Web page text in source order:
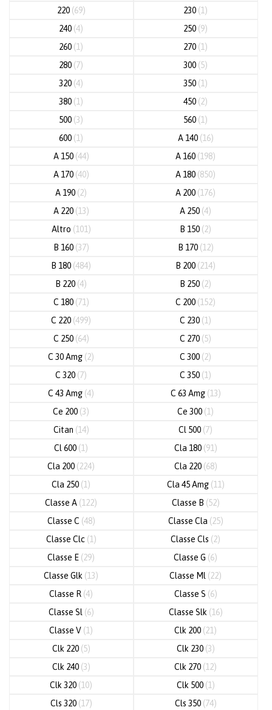
220 (69) 230 (1)
240 (4) 250 (9)
260 (1) 270 (1)
280 (7) 300 (5)
320 (4) 350 (1)
380 (1) 450 (2)
500 (3) 560 (1)
600 (1) A 140 (16)
A 150 (44) A 160 (198)
A 170 (40) A 180 (850)
A 190 (2) A 200 (176)
A 220 (13) A 250 (4)
Altro (101) B 150 (2)
B 160 (37) B 170 (12)
B 180 (484) B 200 (214)
B 220 (4) B 250 (2)
C 180 (71) C 200 (152)
C 220 (499) C 230 (1)
C 250 (64) C 270 (5)
C 30 Amg (2) C 300 (2)
C 320 (7) C 350 (1)
C 43 Amg (4) C 63 Amg (13)
Ce 200 (3) Ce 300 (1)
Citan (14) Cl 500 (7)
Cl 600 (1) Cla 180 (91)
Cla 200 (224) Cla 220 (68)
Cla 250 (1) Cla 45 Amg (11)
Classe A (122) Classe B (52)
Classe C (48) Classe Cla (25)
Classe Clc (1) Classe Cls (2)
Classe E (29) Classe G (6)
Classe Glk (13) Classe Ml (22)
Classe R (4) Classe S (6)
Classe Sl (6) Classe Slk (16)
Classe V (1) Clk 200 (21)
Clk 220 (5) Clk 230 (3)
Clk 240 (3) Clk 270 (12)
Clk 320 (10) Clk 500 (1)
Cls 320 (17) Cls 350 (74)